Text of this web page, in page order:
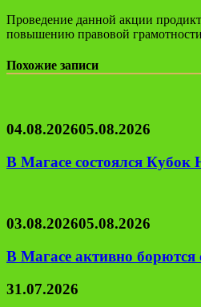
Проведение данной акции
повышению правовой
Похожие записи
04.08.202605.08.2026
В Магасе состоялся Кубок
03.08.202605.08.2026
В Магасе активно борются
31.07.2026